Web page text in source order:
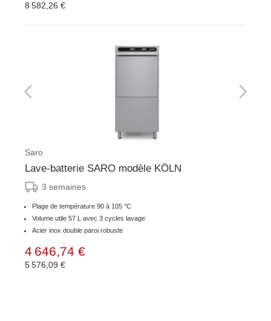
8 582,26 €
Saro
Lave-batterie SARO modèle KÖLN
3 semaines
Plage de température 90 à 105 °C
Volume utile 57 L avec 3 cycles lavage
Acier inox double paroi robuste
4 646,74 €
5 576,09 €